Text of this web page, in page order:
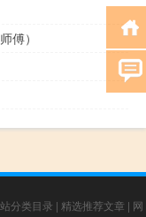
傅）
分类目录 | 精选推荐文章 | 网